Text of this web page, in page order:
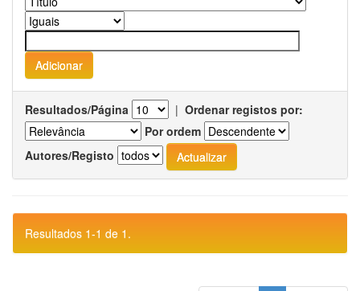
Resultados/Página | Ordenar registos por:
Por ordem
Autores/Registo
Resultados 1-1 de 1.